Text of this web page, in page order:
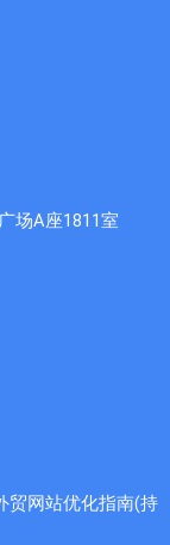
场A座1811室
贸网站优化指南(持